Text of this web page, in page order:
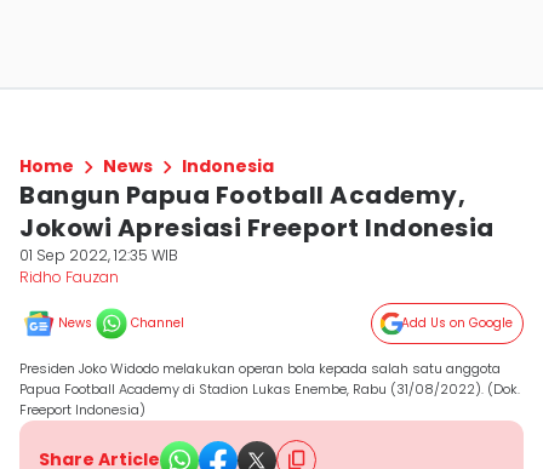
Home News Indonesia
Bangun Papua Football Academy,
Jokowi Apresiasi Freeport Indonesia
01 Sep 2022, 12:35 WIB
Ridho Fauzan
News Channel Add Us on Google
Presiden Joko Widodo melakukan operan bola kepada salah satu anggota
Papua Football Academy di Stadion Lukas Enembe, Rabu (31/08/2022). (Dok.
Freeport Indonesia)
Share Article